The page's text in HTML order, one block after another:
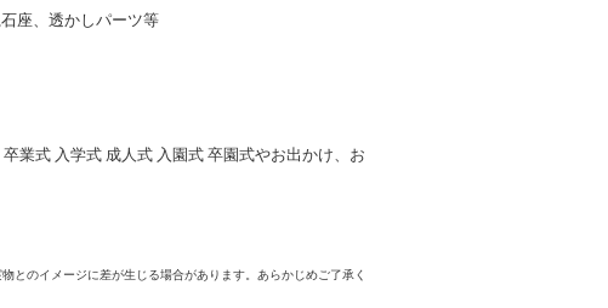
座、透かしパーツ等
業式 入学式 成人式 入園式 卒園式やお出かけ、お
とのイメージに差が生じる場合があります。あらかじめご了承く